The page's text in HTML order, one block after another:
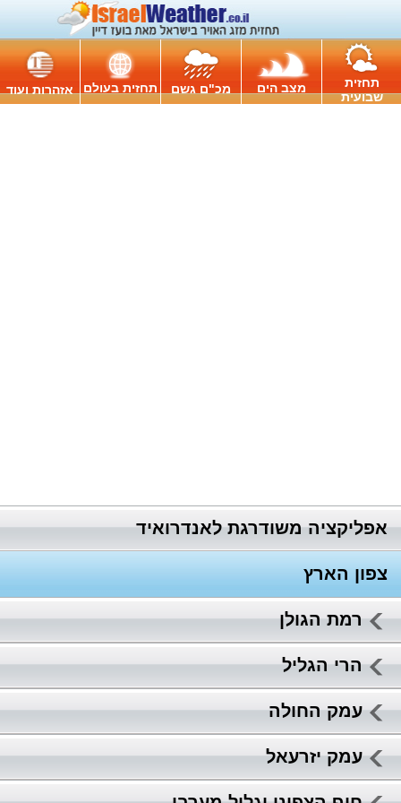
תחזית
שבועית
מצב הים מכ"ם גשם תחזית בעולם אזהרות ועוד
אפליקציה משודרגת לאנדרואיד
צפון הארץ
רמת הגולן
הרי הגליל
עמק החולה
עמק יזרעאל